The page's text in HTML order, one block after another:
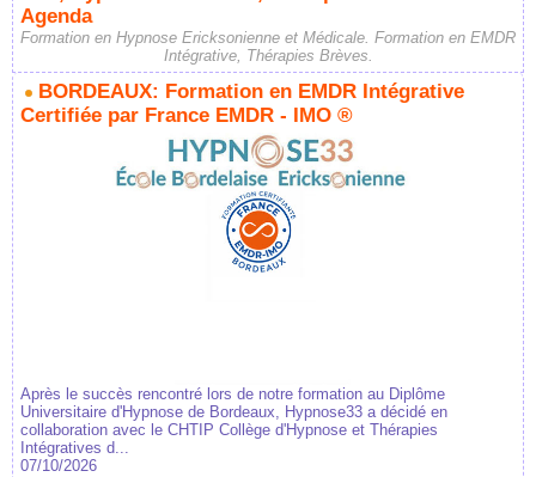
Agenda
Formation en Hypnose Ericksonienne et Médicale. Formation en EMDR
Intégrative, Thérapies Brèves.
BORDEAUX: Formation en EMDR Intégrative
Certifiée par France EMDR - IMO ®
Après le succès rencontré lors de notre formation au Diplôme
Universitaire d'Hypnose de Bordeaux, Hypnose33 a décidé en
collaboration avec le CHTIP Collège d'Hypnose et Thérapies
Intégratives d...
07/10/2026